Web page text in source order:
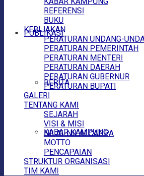
PUBLIKASI
BERITA
KABAR KAMPUNG
REFERENSI
BUKU
KEBIJAKAN
PERATURAN UNDANG-
PERATURAN PEMERINTAH
PERATURAN MENTERI
PERATURAN DAERAH
PERATURAN GUBERNUR
PERATURAN BUPATI
GALERI
TENTANG KAMI
SEJARAH
VISI & MISI
NILAI-NILAI CAPPA
MOTTO
PENCAPAIAN
STRUKTUR ORGANISASI
TIM KAMI